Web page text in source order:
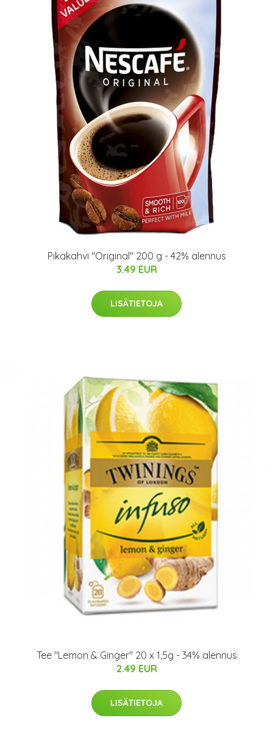
Pikakahvi "Original" 200 g - 42% alennus
3.49 EUR
LISÄTIETOJA
Tee "Lemon & Ginger" 20 x 1,5g - 34% alennus
2.49 EUR
LISÄTIETOJA